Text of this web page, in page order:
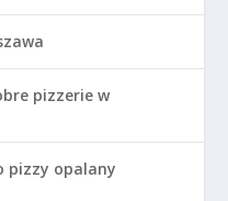
pizzerie w
pizzy opalany